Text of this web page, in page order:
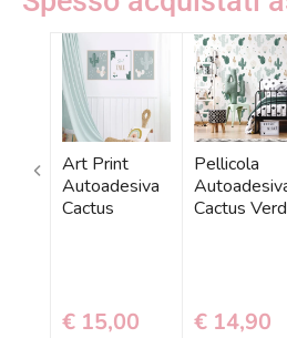
Art Print
Autoadesiva
Cactus
€ 15,00
Pellicola
Cactus
€ 14,90